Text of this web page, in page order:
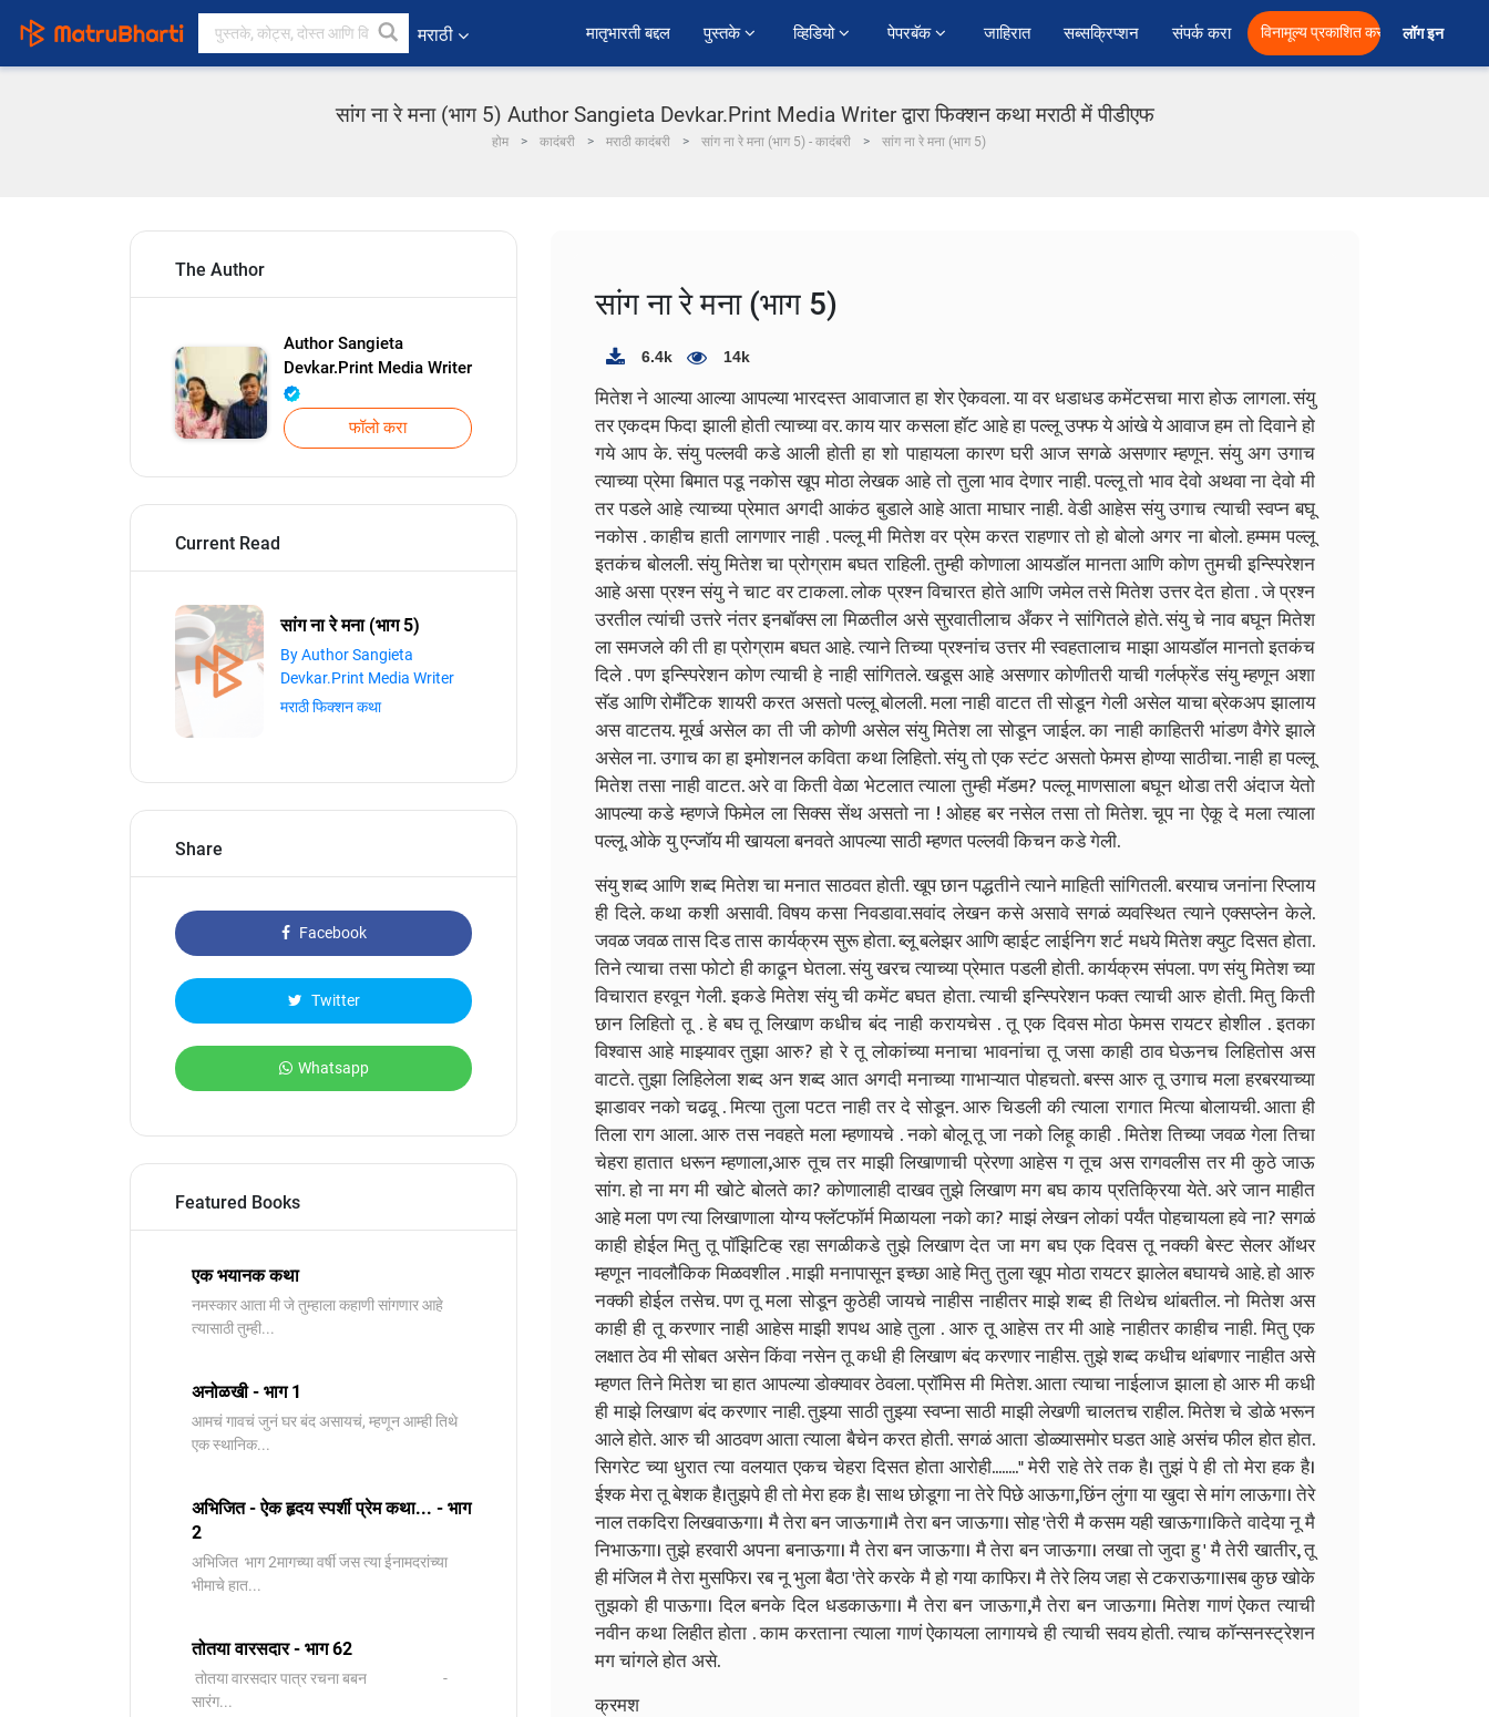
मराठी ﻿मातृभारती बद्दल पुस्तके व्हिडियो पेपरबॅक जाहिरात सब्सक्रिप्शन संपर्क करा विनामूल्य प्रकाशित करा लॉग इन
सांग ना रे मना (भाग 5) Author Sangieta Devkar.Print Media Writer द्वारा फिक्शन कथा मराठी में पीडीएफ
होम कादंबरी मराठी कादंबरी सांग ना रे मना (भाग 5) - कादंबरी सांग ना रे मना (भाग 5)
The Author
Author Sangieta
Devkar.Print Media Writer
फॉलो करा
Current Read
सांग ना रे मना (भाग 5)
By Author Sangieta
Devkar.Print Media Writer
मराठी फिक्शन कथा
Share
Facebook
Twitter
Whatsapp
Featured Books
एक भयानक कथा
नमस्कार आता मी जे तुम्हाला कहाणी सांगणार आहे
त्यासाठी तुम्ही...
अनोळखी - भाग 1
आमचं गावचं जुनं घर बंद असायचं, म्हणून आम्ही तिथे
एक स्थानिक...
अभिजित - ऐक हृदय स्पर्शी प्रेम कथा... - भाग
2
️अभिजित ️ भाग 2मागच्या वर्षी जस त्या ईनामदरांच्या
भीमाचे हात...
तोतया वारसदार - भाग 62
तोतया वारसदार पात्र रचना बबन -
सारंग...
सांग ना रे मना (भाग 5)
6.4k 14k
मितेश ने आल्या आल्या आपल्या भारदस्त आवाजात हा शेर ऐकवला. या वर धडाधड कमेंटसचा मारा होऊ लागला. संयु
तर एकदम फिदा झाली होती त्याच्या वर. काय यार कसला हॉट आहे हा पल्लू उफ्फ ये आंखे ये आवाज हम तो दिवाने हो
गये आप के. संयु पल्लवी कडे आली होती हा शो पाहायला कारण घरी आज सगळे असणार म्हणून. संयु अग उगाच
त्याच्या प्रेमा बिमात पडू नकोस खूप मोठा लेखक आहे तो तुला भाव देणार नाही. पल्लू तो भाव देवो अथवा ना देवो मी
तर पडले आहे त्याच्या प्रेमात अगदी आकंठ बुडाले आहे आता माघार नाही. वेडी आहेस संयु उगाच त्याची स्वप्न बघू
नकोस . काहीच हाती लागणार नाही . पल्लू मी मितेश वर प्रेम करत राहणार तो हो बोलो अगर ना बोलो. हम्मम पल्लू
इतकंच बोलली. संयु मितेश चा प्रोग्राम बघत राहिली. तुम्ही कोणाला आयडॉल मानता आणि कोण तुमची इन्स्पिरेशन
आहे असा प्रश्न संयु ने चाट वर टाकला. लोक प्रश्न विचारत होते आणि जमेल तसे मितेश उत्तर देत होता . जे प्रश्न
उरतील त्यांची उत्तरे नंतर इनबॉक्स ला मिळतील असे सुरवातीलाच अँकर ने सांगितले होते. संयु चे नाव बघून मितेश
ला समजले की ती हा प्रोग्राम बघत आहे. त्याने तिच्या प्रश्नांच उत्तर मी स्वहतालाच माझा आयडॉल मानतो इतकंच
दिले . पण इन्स्पिरेशन कोण त्याची हे नाही सांगितले. खडूस आहे असणार कोणीतरी याची गर्लफ्रेंड संयु म्हणून अशा
सॅड आणि रोमँटिक शायरी करत असतो पल्लू बोलली. मला नाही वाटत ती सोडून गेली असेल याचा ब्रेकअप झालाय
अस वाटतय. मूर्ख असेल का ती जी कोणी असेल संयु मितेश ला सोडून जाईल. का नाही काहितरी भांडण वैगेरे झाले
असेल ना. उगाच का हा इमोशनल कविता कथा लिहितो. संयु तो एक स्टंट असतो फेमस होण्या साठीचा. नाही हा पल्लू
मितेश तसा नाही वाटत. अरे वा किती वेळा भेटलात त्याला तुम्ही मॅडम? पल्लू माणसाला बघून थोडा तरी अंदाज येतो
आपल्या कडे म्हणजे फिमेल ला सिक्स सेंथ असतो ना ! ओहह बर नसेल तसा तो मितेश. चूप ना ऐकू दे मला त्याला
पल्लू. ओके यु एन्जॉय मी खायला बनवते आपल्या साठी म्हणत पल्लवी किचन कडे गेली.
संयु शब्द आणि शब्द मितेश चा मनात साठवत होती. खूप छान पद्धतीने त्याने माहिती सांगितली. बरयाच जनांना रिप्लाय
ही दिले. कथा कशी असावी. विषय कसा निवडावा.सवांद लेखन कसे असावे सगळं व्यवस्थित त्याने एक्सप्लेन केले.
जवळ जवळ तास दिड तास कार्यक्रम सुरू होता. ब्लू बलेझर आणि व्हाईट लाईनिग शर्ट मधये मितेश क्युट दिसत होता.
तिने त्याचा तसा फोटो ही काढून घेतला. संयु खरच त्याच्या प्रेमात पडली होती. कार्यक्रम संपला. पण संयु मितेश च्या
विचारात हरवून गेली. इकडे मितेश संयु ची कमेंट बघत होता. त्याची इन्स्पिरेशन फक्त त्याची आरु होती. मितु किती
छान लिहितो तू . हे बघ तू लिखाण कधीच बंद नाही करायचेस . तू एक दिवस मोठा फेमस रायटर होशील . इतका
विश्वास आहे माझ्यावर तुझा आरु? हो रे तू लोकांच्या मनाचा भावनांचा तू जसा काही ठाव घेऊनच लिहितोस अस
वाटते. तुझा लिहिलेला शब्द अन शब्द आत अगदी मनाच्या गाभाऱ्यात पोहचतो. बस्स आरु तू उगाच मला हरबरयाच्या
झाडावर नको चढवू . मित्या तुला पटत नाही तर दे सोडून. आरु चिडली की त्याला रागात मित्या बोलायची. आता ही
तिला राग आला. आरु तस नवहते मला म्हणायचे . नको बोलू तू जा नको लिहू काही . मितेश तिच्या जवळ गेला तिचा
चेहरा हातात धरून म्हणाला,आरु तूच तर माझी लिखाणाची प्रेरणा आहेस ग तूच अस रागवलीस तर मी कुठे जाऊ
सांग. हो ना मग मी खोटे बोलते का? कोणालाही दाखव तुझे लिखाण मग बघ काय प्रतिक्रिया येते. अरे जान माहीत
आहे मला पण त्या लिखाणाला योग्य फ्लॅटफॉर्म मिळायला नको का? माझं लेखन लोकां पर्यंत पोहचायला हवे ना? सगळं
काही होईल मितु तू पॉझिटिव्ह रहा सगळीकडे तुझे लिखाण देत जा मग बघ एक दिवस तू नक्की बेस्ट सेलर ऑथर
म्हणून नावलौकिक मिळवशील . माझी मनापासून इच्छा आहे मितु तुला खूप मोठा रायटर झालेल बघायचे आहे. हो आरु
नक्की होईल तसेच. पण तू मला सोडून कुठेही जायचे नाहीस नाहीतर माझे शब्द ही तिथेच थांबतील. नो मितेश अस
काही ही तू करणार नाही आहेस माझी शपथ आहे तुला . आरु तू आहेस तर मी आहे नाहीतर काहीच नाही. मितु एक
लक्षात ठेव मी सोबत असेन किंवा नसेन तू कधी ही लिखाण बंद करणार नाहीस. तुझे शब्द कधीच थांबणार नाहीत असे
म्हणत तिने मितेश चा हात आपल्या डोक्यावर ठेवला. प्रॉमिस मी मितेश. आता त्याचा नाईलाज झाला हो आरु मी कधी
ही माझे लिखाण बंद करणार नाही. तुझ्या साठी तुझ्या स्वप्ना साठी माझी लेखणी चालतच राहील. मितेश चे डोळे भरून
आले होते. आरु ची आठवण आता त्याला बैचेन करत होती. सगळं आता डोळ्यासमोर घडत आहे असंच फील होत होत.
सिगरेट च्या धुरात त्या वलयात एकच चेहरा दिसत होता आरोही........" मेरी राहे तेरे तक है। तुझं पे ही तो मेरा हक है।
ईश्क मेरा तू बेशक है।तुझपे ही तो मेरा हक है। साथ छोडूगा ना तेरे पिछे आऊगा,छिंन लुंगा या खुदा से मांग लाऊगा। तेरे
नाल तकदिरा लिखवाऊगा। मै तेरा बन जाऊगा।मै तेरा बन जाऊगा। सोह 'तेरी मै कसम यही खाऊगा।किते वादेया नू मै
निभाऊगा। तुझे हरवारी अपना बनाऊगा। मै तेरा बन जाऊगा। मै तेरा बन जाऊगा। लखा तो जुदा हु ' मै तेरी खातीर, तू
ही मंजिल मै तेरा मुसफिर। रब नू भुला बैठा 'तेरे करके मै हो गया काफिर। मै तेरे लिय जहा से टकराऊगा।सब कुछ खोके
तुझको ही पाऊगा। दिल बनके दिल धडकाऊगा। मै तेरा बन जाऊगा,मै तेरा बन जाऊगा। मितेश गाणं ऐकत त्याची
नवीन कथा लिहीत होता . काम करताना त्याला गाणं ऐकायला लागायचे ही त्याची सवय होती. त्याच कॉन्सनस्ट्रेशन
मग चांगले होत असे.
क्रमश